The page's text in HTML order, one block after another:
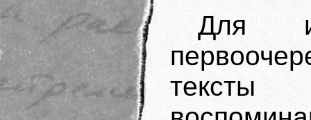
Для
тексты